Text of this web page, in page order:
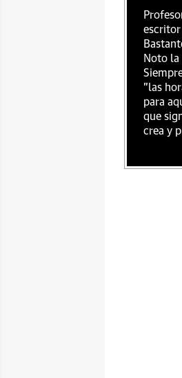
Noto la
"las
para
que
crea y